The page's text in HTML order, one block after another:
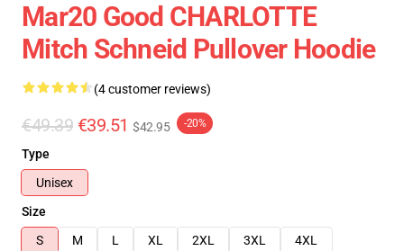
Mar20 Good CHARLOTTE
Mitch Schneid Pullover Hoodie
(4 customer reviews)
€49.39 €39.51 $42.95 -20%
Type
Unisex
Size
S
M L XL 2XL 3XL
4XL